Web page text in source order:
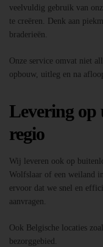
veelvuldig gebruik van
te creëren. Denk aan
braderieën.
Onze service omvat niet
opbouw, uitleg en na
Levering op
regio
Wij leveren ook op
Wolfslaar of een weiland
ervoor dat we snel en
aanvragen.
Ook Belgische locaties
bezorggebied.